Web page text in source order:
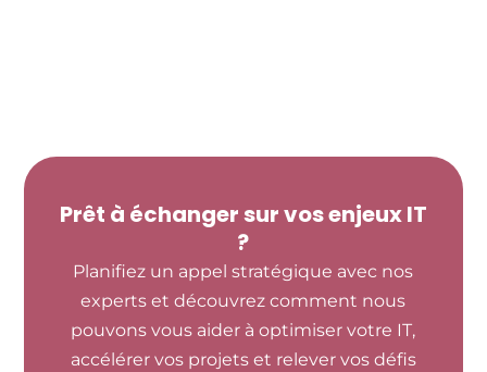
Prêt à échanger sur vos enjeux IT
?
Planifiez un appel stratégique avec nos
experts et découvrez comment nous
pouvons vous aider à optimiser votre IT,
accélérer vos projets et relever vos défis